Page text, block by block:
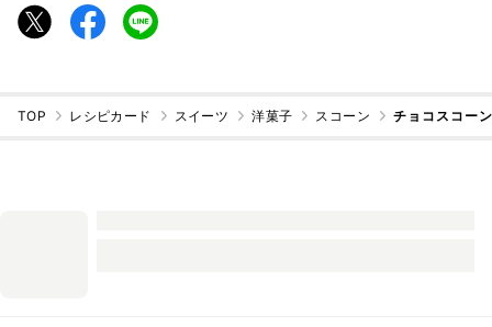
TOP レシピカード スイーツ 洋菓子 スコーン チョコスコー